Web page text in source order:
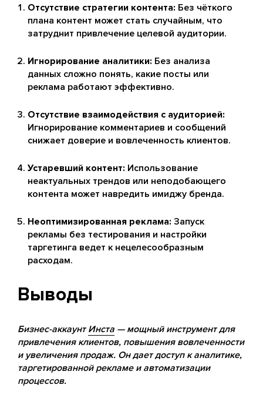
Отсутствие стратегии контента: Без чёткого
плана контент может стать случайным, что
затруднит привлечение целевой аудитории.
Игнорирование аналитики: Без анализа
данных сложно понять, какие посты или
реклама работают эффективно.
Отсутствие взаимодействия с аудиторией:
Игнорирование комментариев и сообщений
снижает доверие и вовлеченность клиентов.
Устаревший контент: Использование
неактуальных трендов или неподобающего
контента может навредить имиджу бренда.
Неоптимизированная реклама: Запуск
рекламы без тестирования и настройки
таргетинга ведет к нецелесообразным
расходам.
Выводы
Бизнес-аккаунтИнста — мощный инструмент для
привлечения клиентов, повышения вовлеченности
и увеличения продаж. Он дает доступ к аналитике,
таргетированной рекламе и автоматизации
процессов.